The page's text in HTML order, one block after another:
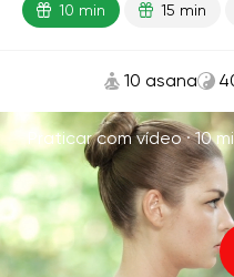
10 min 15 min
10 asana
Praticar com vídeo ·10